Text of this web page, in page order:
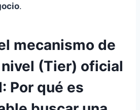
.
mecanismo de
(Tier) oficial
Por qué es